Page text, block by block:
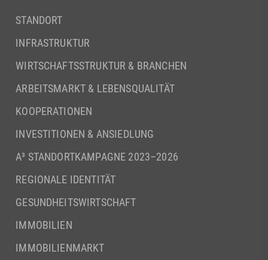
STANDORT
INFRASTRUKTUR
WIRTSCHAFTSSTRUKTUR & BRANCHEN
ARBEITSMARKT & LEBENSQUALITÄT
KOOPERATIONEN
INVESTITIONEN & ANSIEDLUNG
A³ STANDORTKAMPAGNE 2023–2026
REGIONALE IDENTITÄT
GESUNDHEITSWIRTSCHAFT
IMMOBILIEN
IMMOBILIENMARKT